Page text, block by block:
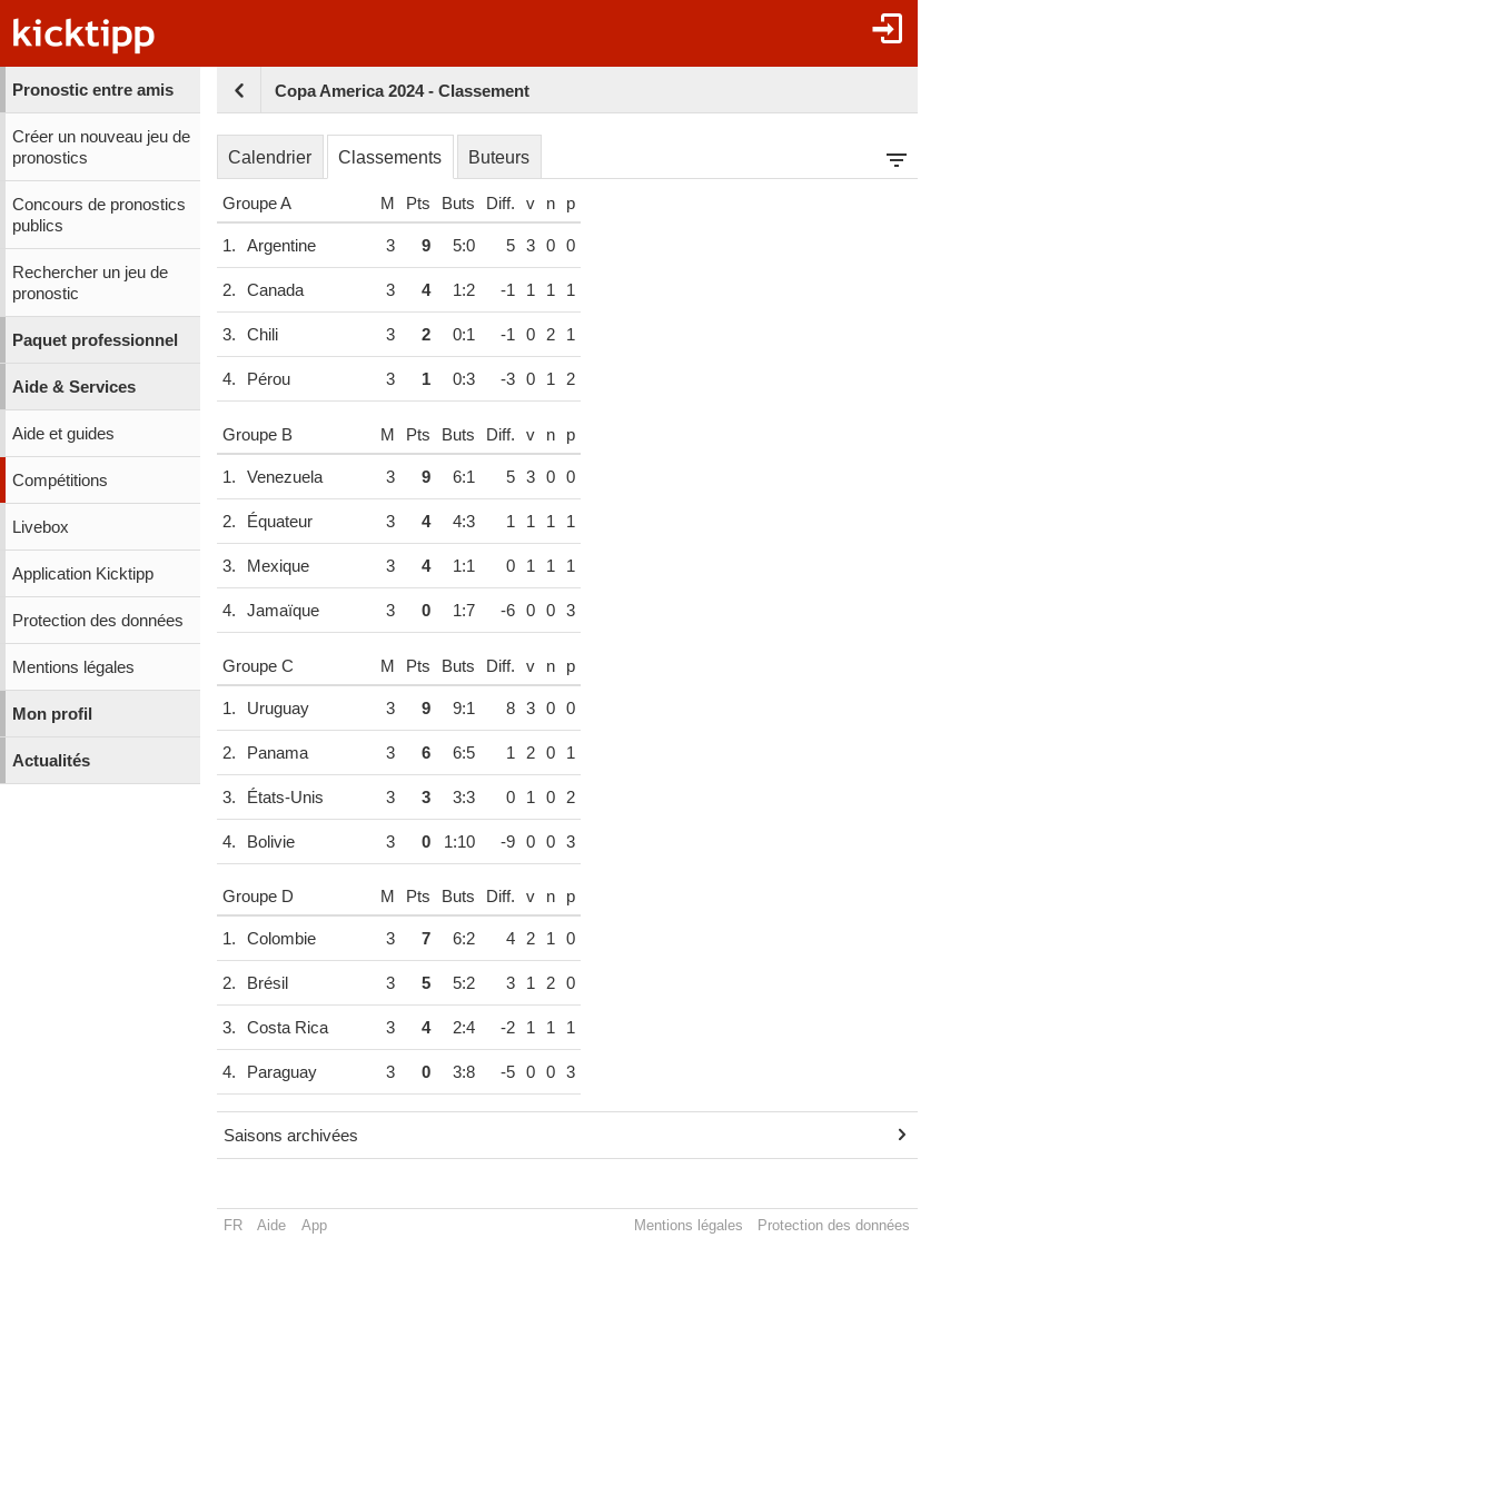
Pronostic entre amis
Créer un nouveau jeu de
pronostics
Concours de pronostics
publics
Rechercher un jeu de
pronostic
Paquet professionnel
Aide & Services
Aide et guides
Compétitions
Livebox
Application Kicktipp
Protection des données
Mentions légales
Mon profil
Actualités
Copa America 2024 - Classement
Calendrier Classements Buteurs
Groupe A M Pts Buts Diff. v n p
1. Argentine 3 9 5:0 5 3 0 0
2. Canada 3 4 1:2 -1 1 1 1
3. Chili 3 2 0:1 -1 0 2 1
4. Pérou 3 1 0:3 -3 0 1 2
Groupe B M Pts Buts Diff. v n p
1. Venezuela 3 9 6:1 5 3 0 0
2. Équateur 3 4 4:3 1 1 1 1
3. Mexique 3 4 1:1 0 1 1 1
4. Jamaïque 3 0 1:7 -6 0 0 3
Groupe C M Pts Buts Diff. v n p
1. Uruguay 3 9 9:1 8 3 0 0
2. Panama 3 6 6:5 1 2 0 1
3. États-Unis 3 3 3:3 0 1 0 2
4. Bolivie 3 0 1:10 -9 0 0 3
Groupe D M Pts Buts Diff. v n p
1. Colombie 3 7 6:2 4 2 1 0
2. Brésil 3 5 5:2 3 1 2 0
3. Costa Rica 3 4 2:4 -2 1 1 1
4. Paraguay 3 0 3:8 -5 0 0 3
Saisons archivées
FR Aide App Mentions légales Protection des données